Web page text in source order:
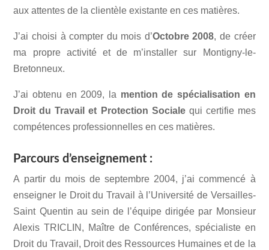
aux attentes de la clientèle existante en ces matières.
J’ai choisi à compter du mois d’Octobre 2008, de créer
ma propre activité et de m’installer sur Montigny-le-
Bretonneux.
J’ai obtenu en 2009, la mention de spécialisation en
Droit du Travail et Protection Socialequi certifie mes
compétences professionnelles en ces matières.
Parcours d’enseignement :
A partir du mois de septembre 2004, j’ai commencé à
enseigner le Droit du Travail à l’Université de Versailles-
Saint Quentin au sein de l’équipe dirigée par Monsieur
Alexis TRICLIN, Maître de Conférences, spécialiste en
Droit du Travail, Droit des Ressources Humaines et de la